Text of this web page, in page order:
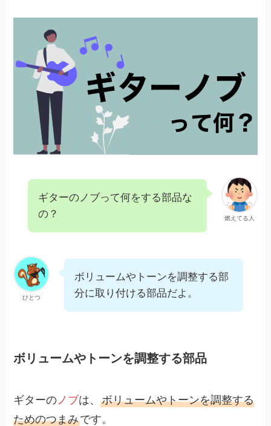
燃えてる人
ギターのノブって何をする部品な
の？
ひとつ
ボリュームやトーンを調整する部
分に取り付ける部品だよ。
ボリュームやトーンを調整する部品
ギターのノブは、ボリュームやトーンを調整する
ためのつまみです。